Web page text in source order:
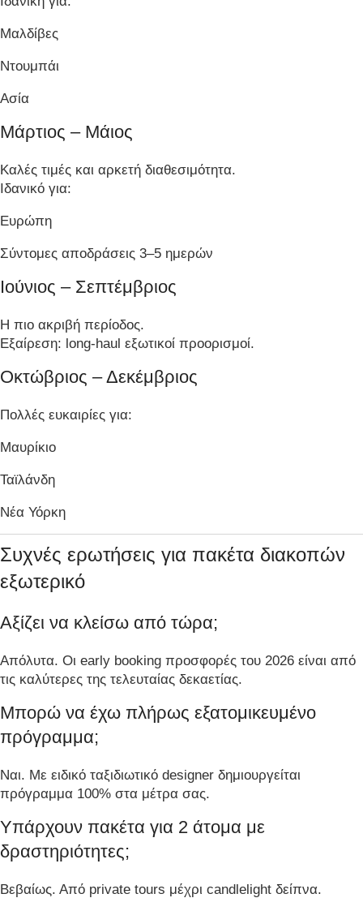
Μαλδίβες
Ντουμπάι
Ασία
Μάρτιος – Μάιος
Καλές τιμές και αρκετή διαθεσιμότητα.
Ιδανικό για:
Ευρώπη
Σύντομες αποδράσεις 3–5 ημερών
Ιούνιος – Σεπτέμβριος
Η πιο ακριβή περίοδος.
Εξαίρεση: long-haul εξωτικοί προορισμοί.
Οκτώβριος – Δεκέμβριος
Πολλές ευκαιρίες για:
Μαυρίκιο
Ταϊλάνδη
Νέα Υόρκη
Συχνές ερωτήσεις για πακέτα διακοπών
εξωτερικό
Αξίζει να κλείσω από τώρα;
Απόλυτα. Οι early booking προσφορές του 2026 είναι από
τις καλύτερες της τελευταίας δεκαετίας.
Μπορώ να έχω πλήρως εξατομικευμένο
πρόγραμμα;
Ναι. Με ειδικό ταξιδιωτικό designer δημιουργείται
πρόγραμμα 100% στα μέτρα σας.
Υπάρχουν πακέτα για 2 άτομα με
δραστηριότητες;
Βεβαίως. Από private tours μέχρι candlelight δείπνα.